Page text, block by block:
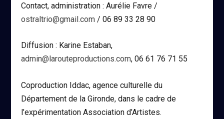
Contact, administration : Aurélie Favre /
ostraltrio@gmail.com / 06 89 33 28 90
Diffusion : Karine Estaban,
admin@larouteproductions.com, 06 61 76 71 55
​Coproduction Iddac, agence culturelle du
Département de la Gironde, dans le cadre de
l’expérimentation Association d’Artistes.